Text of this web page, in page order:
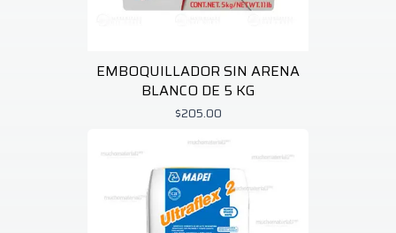
EMBOQUILLADOR SIN ARENA
BLANCO DE 5 KG
$205.00